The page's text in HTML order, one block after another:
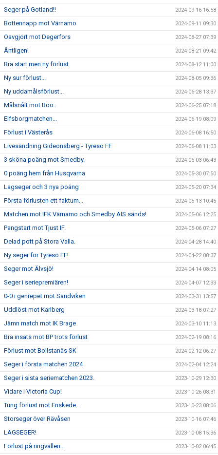
Seger på Gotland!! 2024-09-16 16:58
Bottennapp mot Värnamo 2024-09-11 09:30
Oavgjort mot Degerfors 2024-08-27 07:39
Äntligen! 2024-08-21 09:42
Bra start men ny förlust. 2024-08-12 11:00
Ny sur förlust... 2024-08-05 09:36
Ny uddamålsförlust... 2024-06-28 13:37
Målsnålt mot Boo.. 2024-06-25 07:18
Elfsborgmatchen... 2024-06-19 08:09
Förlust i Västerås 2024-06-08 16:50
Livesändning Gideonsberg - Tyresö FF 2024-06-08 11:03
3 sköna poäng mot Smedby. 2024-06-03 06:43
0 poäng hem från Husqvarna 2024-05-30 07:50
Lagseger och 3 nya poäng 2024-05-20 07:34
Första förlusten ett faktum... 2024-05-13 10:45
Matchen mot IFK Värnamo och Smedby AIS sänds! 2024-05-06 12:25
Pangstart mot Tjust IF. 2024-05-06 07:27
Delad pott på Stora Valla. 2024-04-28 14:40
Ny seger för Tyresö FF! 2024-04-22 08:37
Seger mot Älvsjö! 2024-04-14 08:05
Seger i seriepremiären! 2024-04-07 12:33
0-0 i genrepet mot Sandviken 2024-03-31 13:57
Uddlöst mot Karlberg 2024-03-18 07:27
Jämn match mot IK Brage 2024-03-10 11:13
Bra insats mot BP trots förlust 2024-02-19 08:16
Förlust mot Bollstanäs SK 2024-02-12 06:27
Seger i första matchen 2024 2024-02-04 12:24
Seger i sista seriematchen 2023. 2023-10-29 12:30
Vidare i Victoria Cup! 2023-10-26 08:31
Tung förlust mot Enskede.. 2023-10-23 08:06
Storseger över Rävåsen 2023-10-16 07:46
LAGSEGER! 2023-10-08 15:36
Förlust på ringvallen... 2023-10-02 06:45